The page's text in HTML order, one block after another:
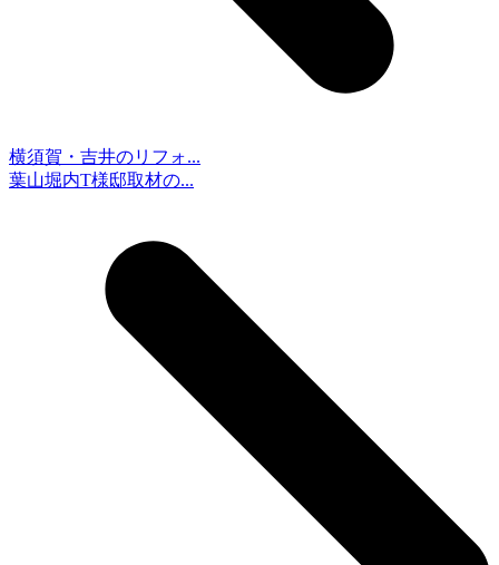
横須賀・吉井のリフォ...
葉山堀内T様邸取材の...